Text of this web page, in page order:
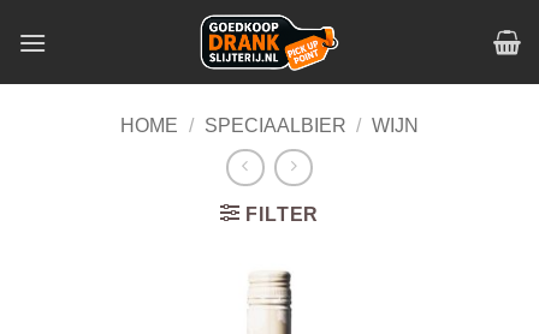
HOME / SPECIAALBIER / WIJN
FILTER